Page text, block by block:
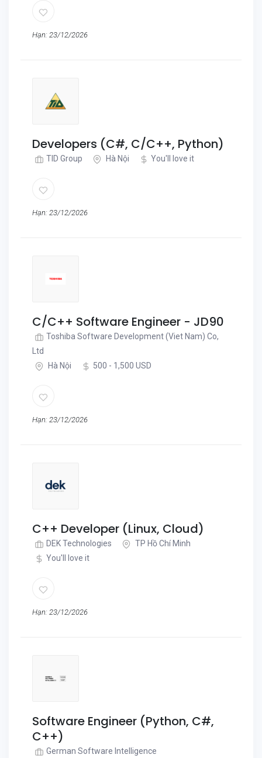
Hạn: 23/12/2026
Developers (C#, C/C++, Python)
TID Group Hà Nội You'll love it
Hạn: 23/12/2026
C/C++ Software Engineer - JD90
Toshiba Software Development (Viet Nam) Co,
Ltd
Hà Nội
500 - 1,500 USD
Hạn: 23/12/2026
C++ Developer (Linux, Cloud)
DEK Technologies
TP Hồ Chí Minh
You'll love it
Hạn: 23/12/2026
Software Engineer (Python, C#,
C++)
German Software Intelligence